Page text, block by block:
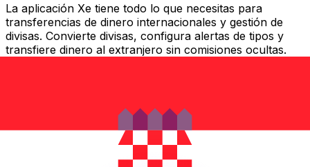
La aplicación Xe tiene todo lo que necesitas para
transferencias de dinero internacionales y gestión de
divisas. Convierte divisas, configura alertas de tipos y
transfiere dinero al extranjero sin comisiones ocultas.